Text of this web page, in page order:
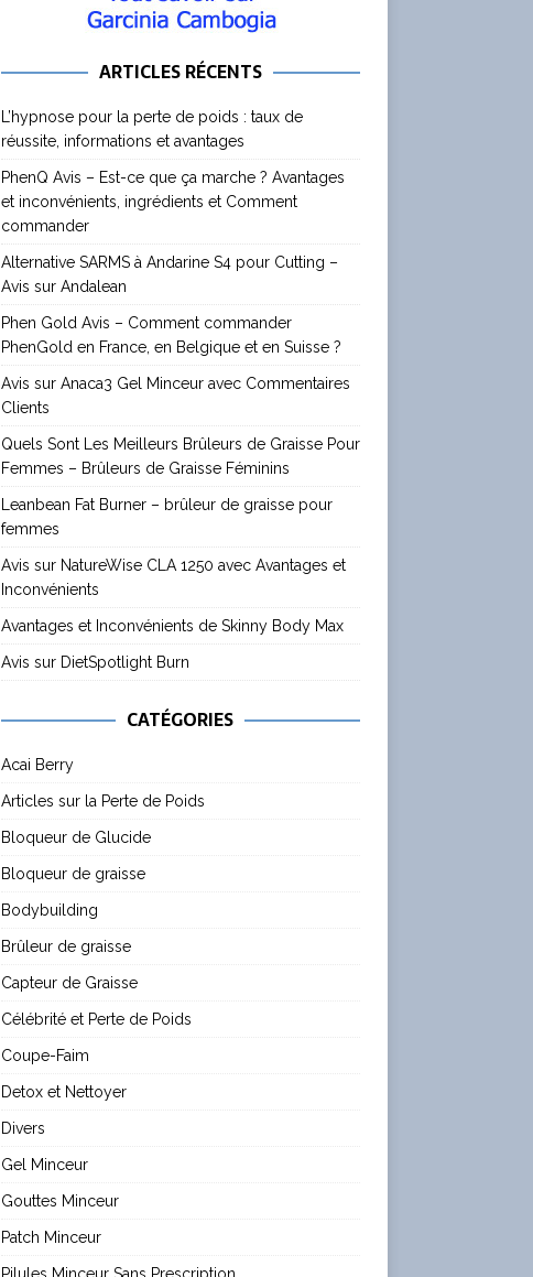
ARTICLES RÉCENTS
L’hypnose pour la perte de poids : taux de
réussite, informations et avantages
PhenQ Avis – Est-ce que ça marche ? Avantages
et inconvénients, ingrédients et Comment
commander
Alternative SARMS à Andarine S4 pour Cutting –
Avis sur Andalean
Phen Gold Avis – Comment commander
PhenGold en France, en Belgique et en Suisse ?
Avis sur Anaca3 Gel Minceur avec Commentaires
Clients
Quels Sont Les Meilleurs Brûleurs de Graisse Pour
Femmes – Brûleurs de Graisse Féminins
Leanbean Fat Burner – brûleur de graisse pour
femmes
Avis sur NatureWise CLA 1250 avec Avantages et
Inconvénients
Avantages et Inconvénients de Skinny Body Max
Avis sur DietSpotlight Burn
CATÉGORIES
Acai Berry
Articles sur la Perte de Poids
Bloqueur de Glucide
Bloqueur de graisse
Bodybuilding
Brûleur de graisse
Capteur de Graisse
Célébrité et Perte de Poids
Coupe-Faim
Detox et Nettoyer
Divers
Gel Minceur
Gouttes Minceur
Patch Minceur